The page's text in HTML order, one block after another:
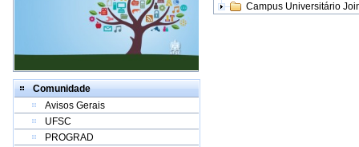
Comunidade
Avisos Gerais
UFSC
PROGRAD
Campus Universitário